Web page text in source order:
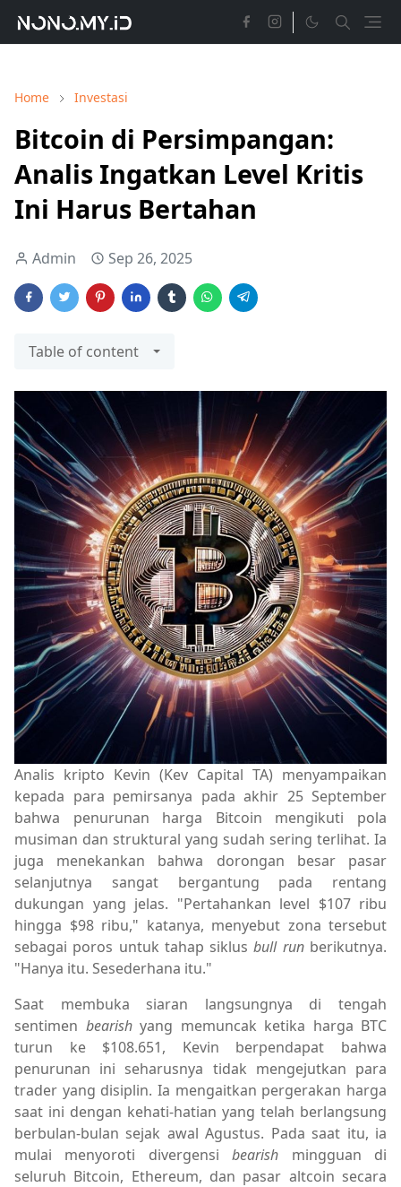
Home Investasi
Bitcoin di Persimpangan:
Analis Ingatkan Level Kritis
Ini Harus Bertahan
Admin Sep 26, 2025
Table of content
Analis kripto Kevin (Kev Capital TA) menyampaikan
kepada para pemirsanya pada akhir 25 September
bahwa penurunan harga Bitcoin mengikuti pola
musiman dan struktural yang sudah sering terlihat. Ia
juga menekankan bahwa dorongan besar pasar
selanjutnya sangat bergantung pada rentang
dukungan yang jelas. "Pertahankan level $107 ribu
hingga $98 ribu," katanya, menyebut zona tersebut
sebagai poros untuk tahap siklusbull runberikutnya.
"Hanya itu. Sesederhana itu."
Saat membuka siaran langsungnya di tengah
sentimen bearishyang memuncak ketika harga BTC
turun ke $108.651, Kevin berpendapat bahwa
penurunan ini seharusnya tidak mengejutkan para
trader yang disiplin. Ia mengaitkan pergerakan harga
saat ini dengan kehati-hatian yang telah berlangsung
berbulan-bulan sejak awal Agustus. Pada saat itu, ia
mulai menyoroti divergensibearish mingguan di
seluruh Bitcoin, Ethereum, dan pasar altcoin secara